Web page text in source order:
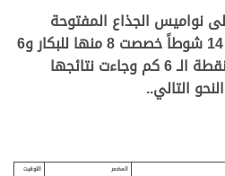
نواميس الجذاع المفتوحة
مساء اليوم، والتي تضمنت 14 شوطاً خصصت 8 منها للبكار و6
للقعدان، جرت جميعها من نقطة الـ 6 كم وجاءت نتائجها
التالي..
المضمر
التوقيت